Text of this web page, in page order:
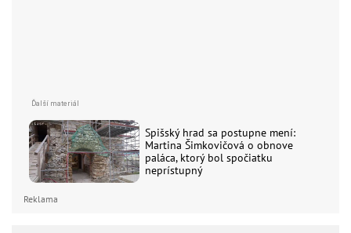
Spišský hrad sa postupne mení:
Martina Šimkovičová o obnove
paláca, ktorý bol spočiatku
neprístupný
Reklama